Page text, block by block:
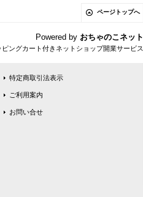
ページトップへ
Powered by おちゃのこネット
ングカート付きネットショップ開業サービス
特定商取引法表示
ご利用案内
お問い合せ